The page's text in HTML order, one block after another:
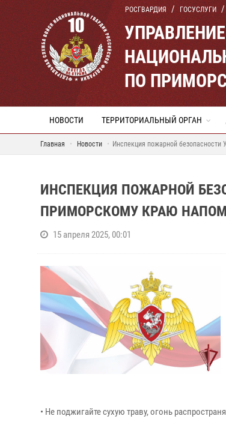
РОСГВАРДИЯ ГОСУСЛУГИ
ПО
НОВОСТИ ТЕРРИТОРИАЛЬНЫЙ ОРГАН
Главная Новости Инспекция пожарной
ИНСПЕКЦИЯ ПОЖАРНОЙ
ПРИМОРСКОМУ КРАЮ
15 апреля 2025, 00:01
• Не поджигайте сухую траву, огонь